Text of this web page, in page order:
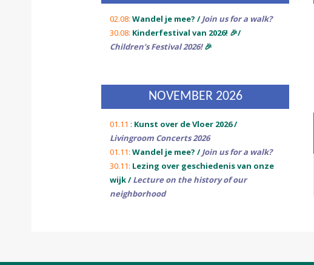
02.08: Wandel je mee? /Join us for a walk?
30.08: Kinderfestival van 2026! 🎉/
Children’s Festival 2026! 🎉
NOVEMBER 2026
01.11 : Kunst over de Vloer 2026 /
Livingroom Concerts 2026
01.11: Wandel je mee? /Join us for a walk?
30.11: Lezing over geschiedenis van onze
wijk /Lecture on the history of our
neighborhood